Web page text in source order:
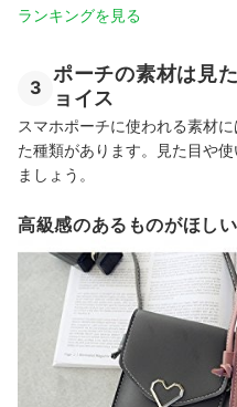
ランキングを見る
3
ポーチの素材は見
ョイス
スマホポーチに使われる素材
た種類があります。見た目や
ましょう。
高級感のあるものがほし